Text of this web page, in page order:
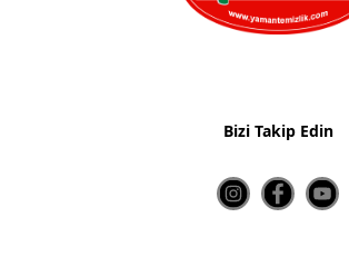
Bizi Takip Edin